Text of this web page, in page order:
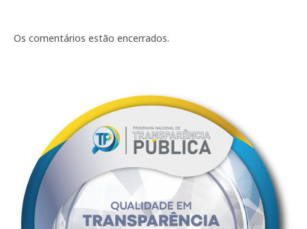
Os comentários estão encerrados.